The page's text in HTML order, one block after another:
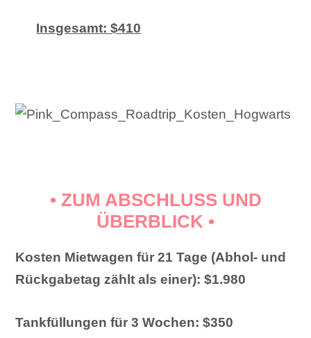
Insgesamt: $410
• ZUM ABSCHLUSS UND
ÜBERBLICK •
Kosten Mietwagen für 21 Tage (Abhol- und
Rückgabetag zählt als einer): $1.980
Tankfüllungen für 3 Wochen: $350